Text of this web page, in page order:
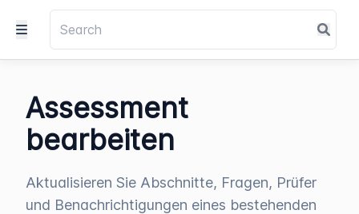
Assessment
bearbeiten
Aktualisieren Sie Abschnitte, Fragen, Prüfer
und Benachrichtigungen eines bestehenden